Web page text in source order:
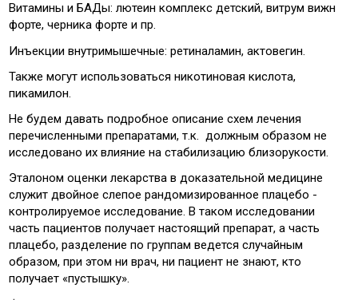
Витамины и БАДы: лютеин комплекс детский, витрум вижн
форте, черника форте и пр.
Инъекции внутримышечные: ретиналамин, актовегин.
Также могут использоваться никотиновая кислота,
пикамилон.
Не будем давать подробное описание схем лечения
перечисленными препаратами, т.к. должным образом не
исследовано их влияние на стабилизацию близорукости.
Эталоном оценки лекарства в доказательной медицине
служит двойное слепое рандомизированное плацебо -
контролируемое исследование. В таком исследовании
часть пациентов получает настоящий препарат, а часть
плацебо, разделение по группам ведется случайным
образом, при этом ни врач, ни пациент не знают, кто
получает «пустышку».